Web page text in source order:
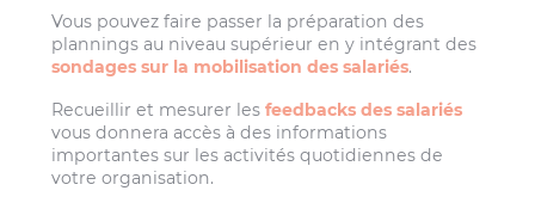
Vous pouvez faire passer la préparation des
plannings au niveau supérieur en y intégrant des
sondages sur la mobilisation des salariés.
Recueillir et mesurer lesfeedbacks des salariés
vous donnera accès à des informations
importantes sur les activités quotidiennes de
votre organisation.